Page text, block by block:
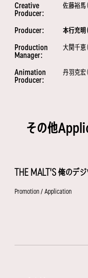
Creative
Producer：
佐藤裕馬
Producer： 本行充明
Production
Manager：
大関千恵
Animation
Producer：
丹羽克宏
その他
THE MALT'S 俺のデ
Promotion / Application